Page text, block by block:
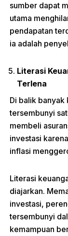
sumber dapat
utama
pendapatan
ia adalah
Literasi
Terlena
Di balik banyak
tersembunyi
membeli
investasi
inflasi
Literasi
diajarkan.
investasi,
tersembunyi
kemampuan